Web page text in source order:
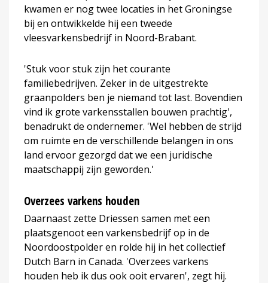
kwamen er nog twee locaties in het Groningse
bij en ontwikkelde hij een tweede
vleesvarkensbedrijf in Noord-Brabant.
'Stuk voor stuk zijn het courante
familiebedrijven. Zeker in de uitgestrekte
graanpolders ben je niemand tot last. Bovendien
vind ik grote varkensstallen bouwen prachtig',
benadrukt de ondernemer. 'Wel hebben de strijd
om ruimte en de verschillende belangen in ons
land ervoor gezorgd dat we een juridische
maatschappij zijn geworden.'
Overzees varkens houden
Daarnaast zette Driessen samen met een
plaatsgenoot een varkensbedrijf op in de
Noordoostpolder en rolde hij in het collectief
Dutch Barn in Canada. 'Overzees varkens
houden heb ik dus ook ooit ervaren', zegt hij.